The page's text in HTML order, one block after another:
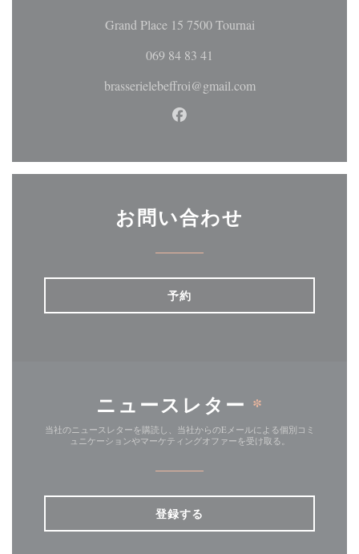
Grand Place 15 7500 Tournai((新しいウィンド
069 84 83 41
brasserielebeffroi@gmail.com
Facebook ((新しいウィンド
お問い合わせ
予約
ニュースレター *
当社のニュースレターを購読し、当社からのEメールによる個別コミ
ュニケーションやマーケティングオファーを受け取る。
登録する